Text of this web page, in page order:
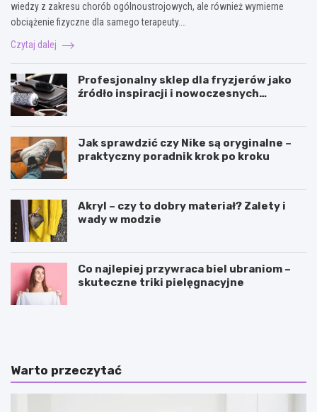
wiedzy z zakresu chorób ogólnoustrojowych, ale również wymierne
obciążenie fizyczne dla samego terapeuty.…
Czytaj dalej
Profesjonalny sklep dla fryzjerów jako
źródło inspiracji i nowoczesnych
Jak sprawdzić czy Nike są oryginalne –
praktyczny poradnik krok po kroku
Akryl – czy to dobry materiał? Zalety i
wady w modzie
Co najlepiej przywraca biel ubraniom –
skuteczne triki pielęgnacyjne
S
i
c
z
P
e
i
c
Warto przeczytać